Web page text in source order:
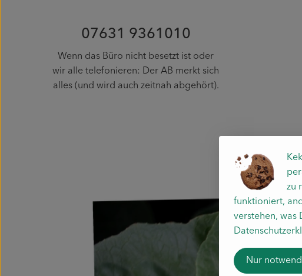
07631 9361010
Wenn das Büro nicht besetzt ist oder
wir alle telefonieren: Der AB merkt sich
alles (und wird auch zeitnah abgehört).
zu
funktioniert,
verstehen, was
Nur